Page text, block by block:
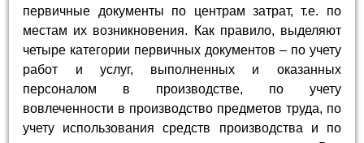
первичные документы по центрам затрат, т.е. по
местам их возникновения. Как правило, выделяют
четыре категории первичных документов – по учету
работ и услуг, выполненных и оказанных
персоналом в производстве, по учету
вовлеченности в производство предметов труда, по
учету использования средств производства и по